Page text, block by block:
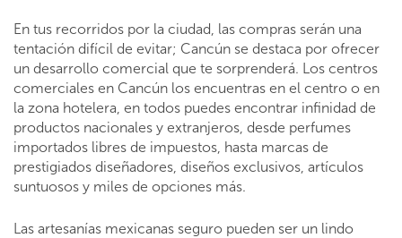
En tus recorridos por la ciudad, las compras serán una
tentación difícil de evitar; Cancún se destaca por ofrecer
un desarrollo comercial que te sorprenderá. Los centros
comerciales en Cancún los encuentras en el centro o en
la zona hotelera, en todos puedes encontrar infinidad de
productos nacionales y extranjeros, desde perfumes
importados libres de impuestos, hasta marcas de
prestigiados diseñadores, diseños exclusivos, artículos
suntuosos y miles de opciones más.
Las artesanías mexicanas seguro pueden ser un lindo